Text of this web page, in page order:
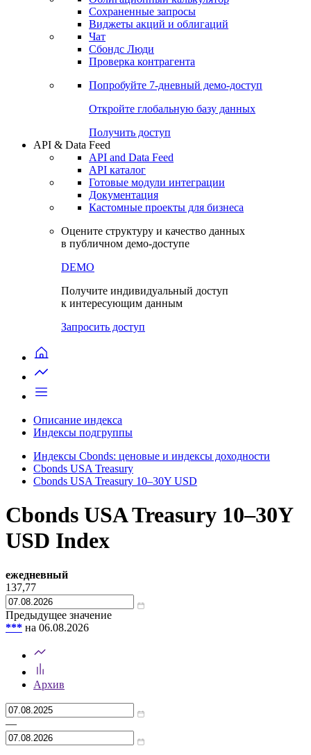
Сохраненные запросы
Виджеты акций и облигаций
Чат
Сбондс Люди
Проверка контрагента
Попробуйте 7-дневный демо-доступ
Откройте глобальную базу данных
Получить доступ
API & Data Feed
API and Data Feed
API каталог
Готовые модули интеграции
Документация
Кастомные проекты для бизнеса
Оцените структуру и качество данных
в публичном демо-доступе
DEMO
Получите индивидуальный доступ
к интересующим данным
Запросить доступ
Описание индекса
Индексы подгруппы
Индексы Cbonds: ценовые и индексы доходности
Cbonds USA Treasury
Cbonds USA Treasury 10–30Y USD
Cbonds USA Treasury 10–30Y
USD Index
ежедневный
137,77
Предыдущее значение
*** на 06.08.2026
Архив
—